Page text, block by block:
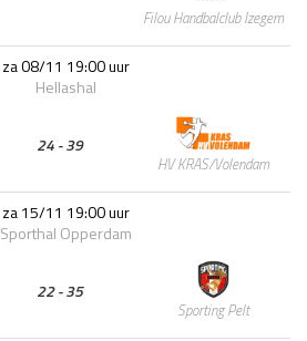
Filou Handbalclub Izegem
za 08/11 19:00 uur
Hellashal
24 - 39
HV KRAS/Volendam
za 15/11 19:00 uur
Sporthal Opperdam
22 - 35
Sporting Pelt